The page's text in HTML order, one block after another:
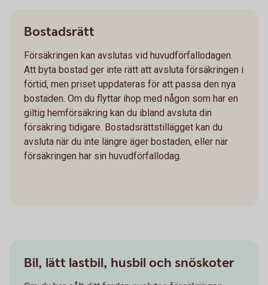
Bostadsrätt
Försäkringen kan avslutas vid huvudförfallodagen.
Att byta bostad ger inte rätt att avsluta försäkringen i
förtid, men priset uppdateras för att passa den nya
bostaden. Om du flyttar ihop med någon som har en
giltig hemförsäkring kan du ibland avsluta din
försäkring tidigare. Bostadsrättstillägget kan du
avsluta när du inte längre äger bostaden, eller när
försäkringen har sin huvudförfallodag.
Bil, lätt lastbil, husbil och snöskoter